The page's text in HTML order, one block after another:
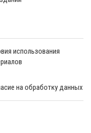
использования
на обработку данных